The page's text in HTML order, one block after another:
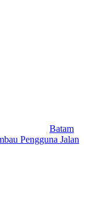
Batam
Pengguna Jalan